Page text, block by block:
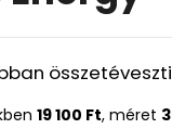
19 100 Ft, méret